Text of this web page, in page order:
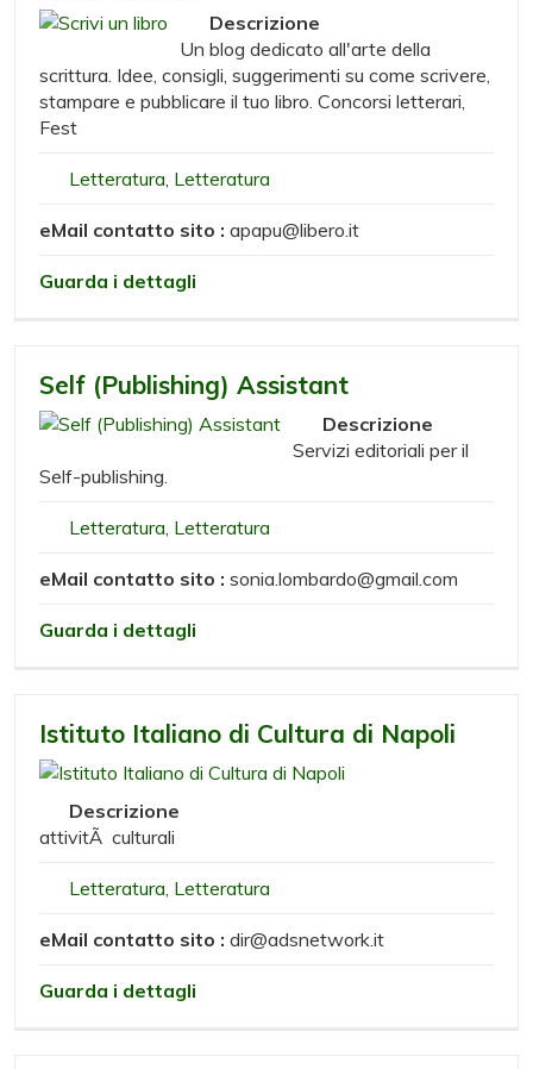
Descrizione
Un blog dedicato all'arte della
scrittura. Idee, consigli, suggerimenti su come scrivere,
stampare e pubblicare il tuo libro. Concorsi letterari,
Fest
Letteratura, Letteratura
eMail contatto sito : apapu@libero.it
Guarda i dettagli
Self (Publishing) Assistant
Descrizione
Servizi editoriali per il
Self-publishing.
Letteratura, Letteratura
eMail contatto sito : sonia.lombardo@gmail.com
Guarda i dettagli
Istituto Italiano di Cultura di Napoli
Descrizione
attivitÃ culturali
Letteratura, Letteratura
eMail contatto sito : dir@adsnetwork.it
Guarda i dettagli